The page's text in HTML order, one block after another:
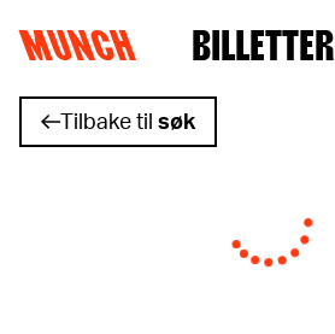
Hopp til innhold
MUNCH BILLETTER
Tilbake til søk